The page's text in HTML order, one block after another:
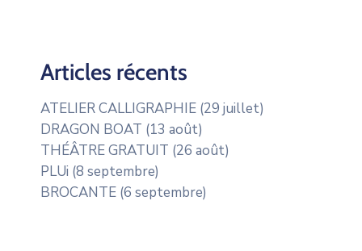
Articles récents
ATELIER CALLIGRAPHIE (29 juillet)
DRAGON BOAT (13 août)
THÉÂTRE GRATUIT (26 août)
PLUi (8 septembre)
BROCANTE (6 septembre)